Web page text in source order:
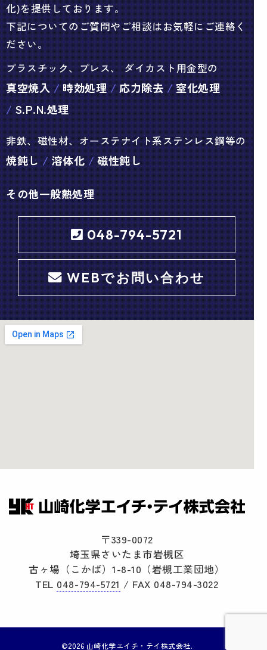
化)を提供しております。
下記についてのご質問やご相談はお気軽にご連絡く
ださい。
プラスチック、プレス、 ダイカスト用金型の
真空焼入 時効処理 応力除去
窒化処理
S.P.N.処理
非鉄、磁性材、オーステナイト系ステンレス鋼等の
焼鈍し 溶体化 磁性鈍し
その他一般熱処理
048-794-5721
WEBでお問い合わせ
〒339-0072
埼玉県さいたま市岩槻区
古ヶ場（こかば）1-8-10（岩槻工業団地）
TEL 048-794-5721 / FAX 048-794-3022
©2026 山崎化学エイチ・テイ株式会社.